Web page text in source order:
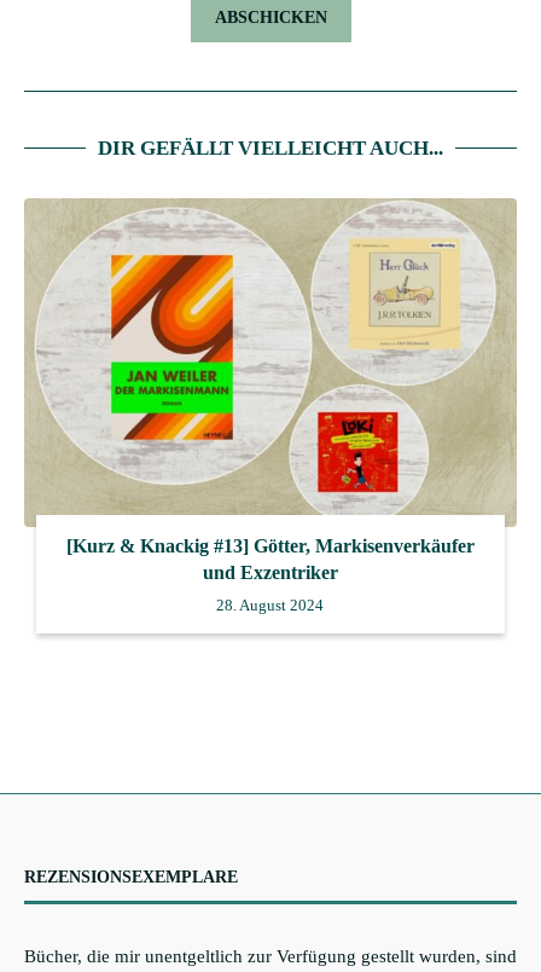
DIR GEFÄLLT VIELLEICHT AUCH...
[Kurz & Knackig #13] Götter, Markisenverkäufer
und Exzentriker
28. August 2024
REZENSIONSEXEMPLARE
Bücher, die mir unentgeltlich zur Verfügung gestellt wurden, sind